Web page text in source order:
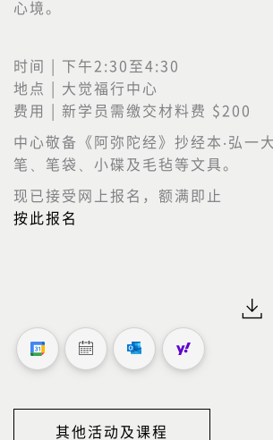
心境。
时间 | 下午2:30至4:30
地点 | 大觉福行中心
费用 | 新学员需缴交材料费 $200
中心敬备《阿弥陀经》抄经本‧弘一
笔、笔袋、小碟及毛毡等文具。
现已接受网上报名，额满即止
按此报名
其他活动及课程